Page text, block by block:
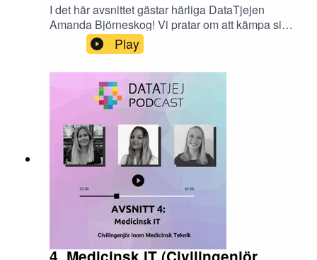
I det här avsnittet gästar härliga DataTjejen
Amanda Björneskog! Vi pratar om att kämpa sig
igenom en utbildning, vad agilt arbetssätt är för
något och att stå på sig när man söker
jobb.Hemsida: https://datatjej.se/Bli medlem:
https://datatjej.se/blidatatjejmedlemFacebook:
https://www.facebook.com/DataTjejInstagram:
https://www.instagram.com/datatjej/LinkedIn:
https://www.linkedin.com/company/datatjej/Mail:
medlem@datatjej.se
Play